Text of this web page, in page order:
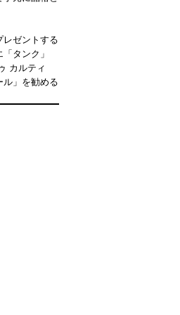
レゼントする
タンク」
カルティ
ル」を勧める